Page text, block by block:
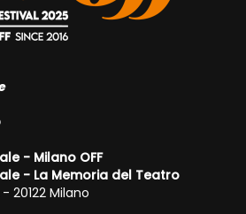
- Milano OFF
- La Memoria del Teatro
20122 Milano